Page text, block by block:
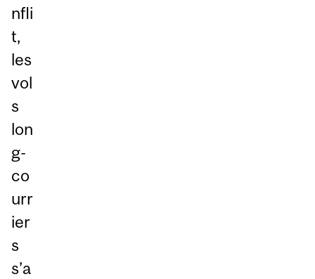
nfli
t,
les
vol
s
lon
g-
co
urr
ier
s
s’a